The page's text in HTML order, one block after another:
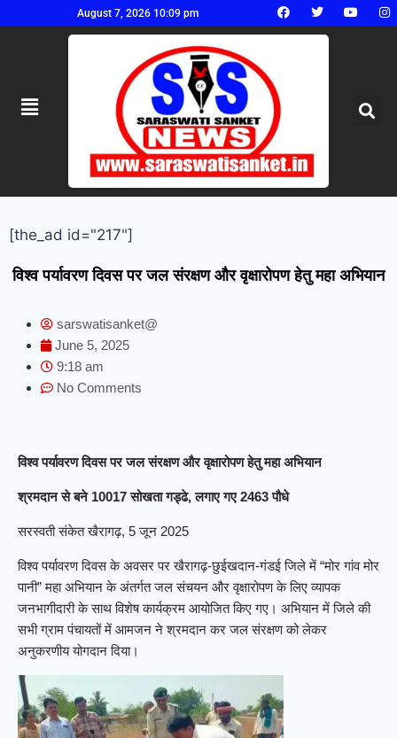
August 7, 2026 10:09 pm
[the_ad id="217"]
विश्व पर्यावरण दिवस पर जल संरक्षण और वृक्षारोपण हेतु महा अभियान
sarswatisanket@
June 5, 2025
9:18 am
No Comments
विश्व पर्यावरण दिवस पर जल संरक्षण और वृक्षारोपण हेतु महा अभियान
श्रमदान से बने 10017 सोखता गड्ढे, लगाए गए 2463 पौधे
सरस्वती संकेत खैरागढ़, 5 जून 2025
विश्व पर्यावरण दिवस के अवसर पर खैरागढ़-छुईखदान-गंडई जिले में “मोर गांव मोर
पानी” महा अभियान के अंतर्गत जल संचयन और वृक्षारोपण के लिए व्यापक
जनभागीदारी के साथ विशेष कार्यक्रम आयोजित किए गए। अभियान में जिले की
सभी ग्राम पंचायतों में आमजन ने श्रमदान कर जल संरक्षण को लेकर
अनुकरणीय योगदान दिया।